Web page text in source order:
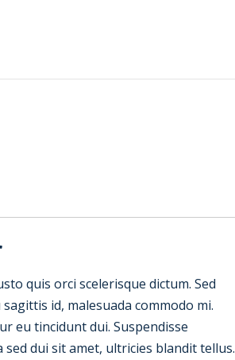
Produtos
quis orci scelerisque dictum. Sed
id, malesuada commodo mi.
eu tincidunt dui. Suspendisse
dui sit amet, ultricies blandit tellus.